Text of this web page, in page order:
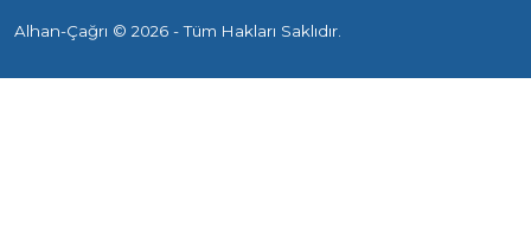
Alhan-Çağrı © 2026 - Tüm Hakları Saklıdır.